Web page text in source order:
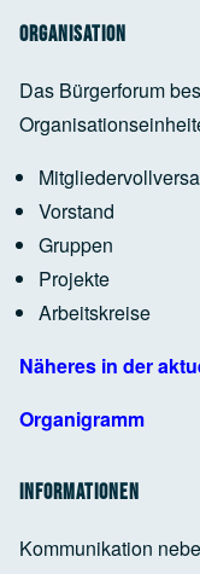
Google Maps Generator
Organisation
Das Bürgerforum
Vorstand
Gruppen
Projekte
Arbeitskreise
Näheres in der
Organigramm
Informationen
Kommunikation